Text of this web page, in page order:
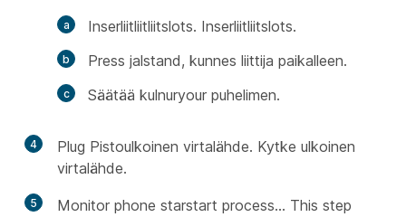
Inserliitliitliitslots. Inserliitliitslots.
Press jalstand, kunnes liittija paikalleen.
Säätää kulnuryour puhelimen.
4
Plug Pistoulkoinen virtalähde. Kytke ulkoinen
virtalähde.
5
Monitor phone starstart process... This step